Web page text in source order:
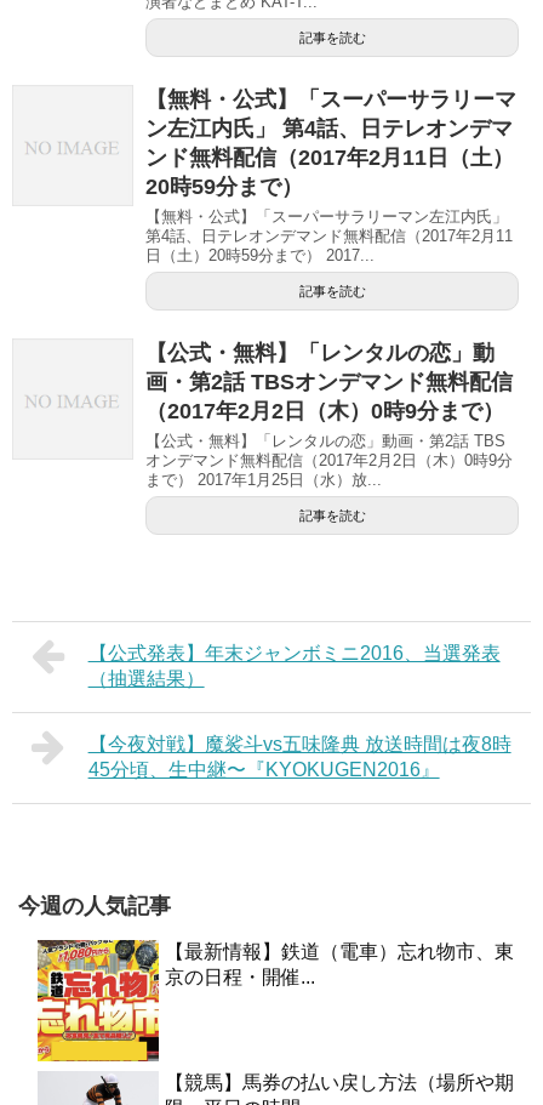
記事を読む
【無料・公式】「スーパーサラリーマ
ン左江内氏」 第4話、日テレオンデマ
ンド無料配信（2017年2月11日（土）
20時59分まで）
【無料・公式】「スーパーサラリーマン左江内氏」
第4話、日テレオンデマンド無料配信（2017年2月11
日（土）20時59分まで） 2017...
記事を読む
【公式・無料】「レンタルの恋」動
画・第2話 TBSオンデマンド無料配信
（2017年2月2日（木）0時9分まで）
【公式・無料】「レンタルの恋」動画・第2話 TBS
オンデマンド無料配信（2017年2月2日（木）0時9分
まで） 2017年1月25日（水）放...
記事を読む
【公式発表】年末ジャンボミニ2016、当選発表
（抽選結果）
【今夜対戦】魔裟斗vs五味隆典 放送時間は夜8時
45分頃、生中継〜『KYOKUGEN2016』
今週の人気記事
【最新情報】鉄道（電車）忘れ物市、東
京の日程・開催...
【競馬】馬券の払い戻し方法（場所や期